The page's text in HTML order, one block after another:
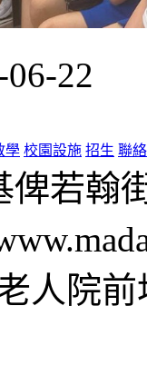
22
學 校園設施 招生 聯
若翰
人院